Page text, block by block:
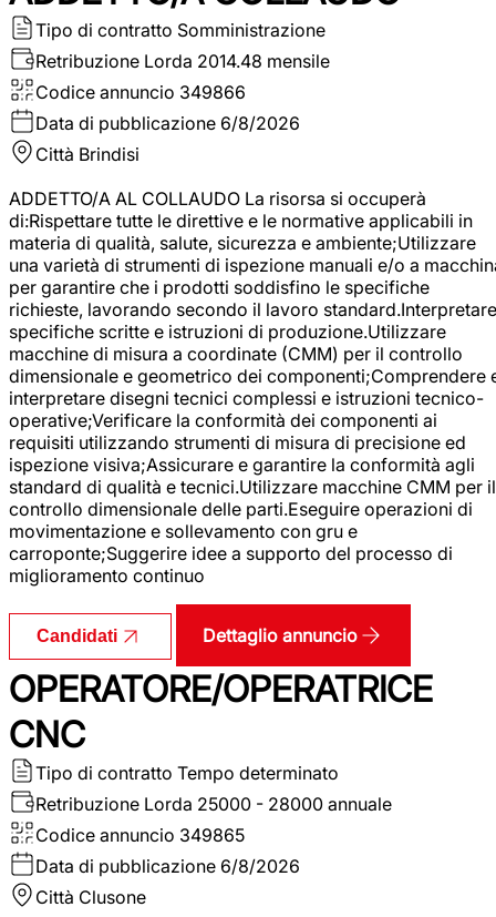
Tipo di contratto Somministrazione
Retribuzione Lorda 2014.48 mensile
Codice annuncio 349866
Data di pubblicazione 6/8/2026
Città Brindisi
ADDETTO/A AL COLLAUDO La risorsa si occuperà
di:Rispettare tutte le direttive e le normative applicabili in
materia di qualità, salute, sicurezza e ambiente;Utilizzare
una varietà di strumenti di ispezione manuali e/o a
per garantire che i prodotti soddisfino le specifiche
richieste, lavorando secondo il lavoro standard.Interpretare
specifiche scritte e istruzioni di produzione.Utilizzare
macchine di misura a coordinate (CMM) per il controllo
dimensionale e geometrico dei componenti;Comprendere
interpretare disegni tecnici complessi e istruzioni tecnico-
operative;Verificare la conformità dei componenti ai
requisiti utilizzando strumenti di misura di precisione ed
ispezione visiva;Assicurare e garantire la conformità agli
standard di qualità e tecnici.Utilizzare macchine CMM per il
controllo dimensionale delle parti.Eseguire operazioni di
movimentazione e sollevamento con gru e
carroponte;Suggerire idee a supporto del processo di
miglioramento continuo
Candidati Dettaglio annuncio
OPERATORE/OPERATRICE
CNC
Tipo di contratto Tempo determinato
Retribuzione Lorda 25000 - 28000 annuale
Codice annuncio 349865
Data di pubblicazione 6/8/2026
Città Clusone